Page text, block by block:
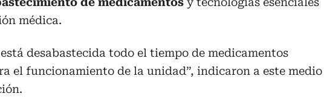
médica.
desabastecida todo el tiempo de medicamentos
el funcionamiento de la unidad”, indicaron a este medio